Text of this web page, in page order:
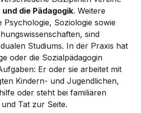
die Pädagogik. Weitere
Psychologie, Soziologie sowie
sind
Studiums. In der Praxis hat
oder die Sozialpädagogin
Er oder sie arbeitet mit
Kindern- und Jugendlichen,
oder steht bei familiären
Tat zur Seite.